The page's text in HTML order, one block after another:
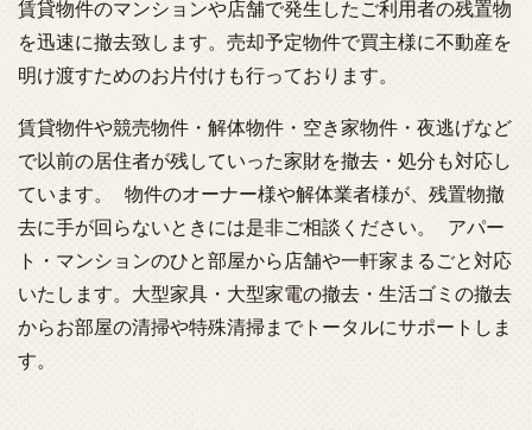
賃貸物件のマンションや店舗で発生したご利用者の残置物
を迅速に撤去致します。売却予定物件で買主様に不動産を
明け渡すためのお片付けも行っております。
賃貸物件や競売物件・解体物件・空き家物件・夜逃げなど
で以前の居住者が残していった家財を撤去・処分も対応し
ています。 物件のオーナー様や解体業者様が、残置物撤
去に手が回らないときには是非ご相談ください。 アパー
ト・マンションのひと部屋から店舗や一軒家まるごと対応
いたします。大型家具・大型家電の撤去・生活ゴミの撤去
からお部屋の清掃や特殊清掃までトータルにサポートしま
す。